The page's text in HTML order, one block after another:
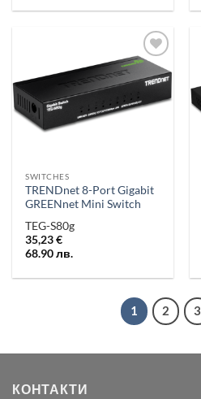
Добави в
„Любими“
SWITCHES
TRENDnet 8-Port Gigabit
GREENnet Mini Switch
TEG-S80g
35,23€
68.90лв.
1 2 3
КОНТАКТИ